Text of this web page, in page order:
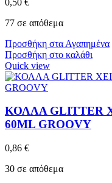
77 σε απόθεμα
Προσθήκη στα Αγαπημένα
Προσθήκη στο καλάθι
Quick view
ΚΟΛΛΑ GLITTER
60ML GROOVY
0,86 €
30 σε απόθεμα